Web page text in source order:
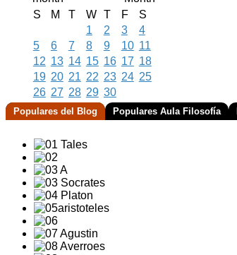
S
M T W T F
S
1
2 3
4
5
6 7 8 9 10 11
12 13 14 15 16 17 18
19 20 21 22 23 24 25
26 27 28 29 30
Populares del Blog Populares Aula Filosofía